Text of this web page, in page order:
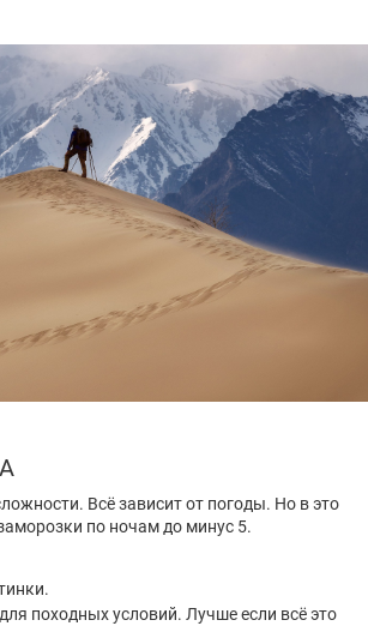
Всё зависит от погоды. Но в это
по ночам до минус 5.
походных условий. Лучше если всё это